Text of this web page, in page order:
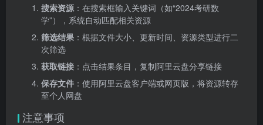
搜索资源：在搜索框输入关键词（如“2024考研数
学”），系统自动匹配相关资源
筛选结果 ：根据文件大小、更新时间、资源类型进行二
次筛选
获取链接 ：点击结果条目，复制阿里云盘分享链接
保存文件 ：使用阿里云盘客户端或网页版，将资源转存
至个人网盘
注意事项